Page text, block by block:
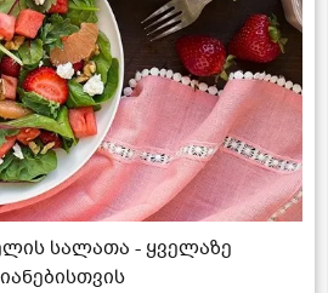
სალათა - ყველაზე